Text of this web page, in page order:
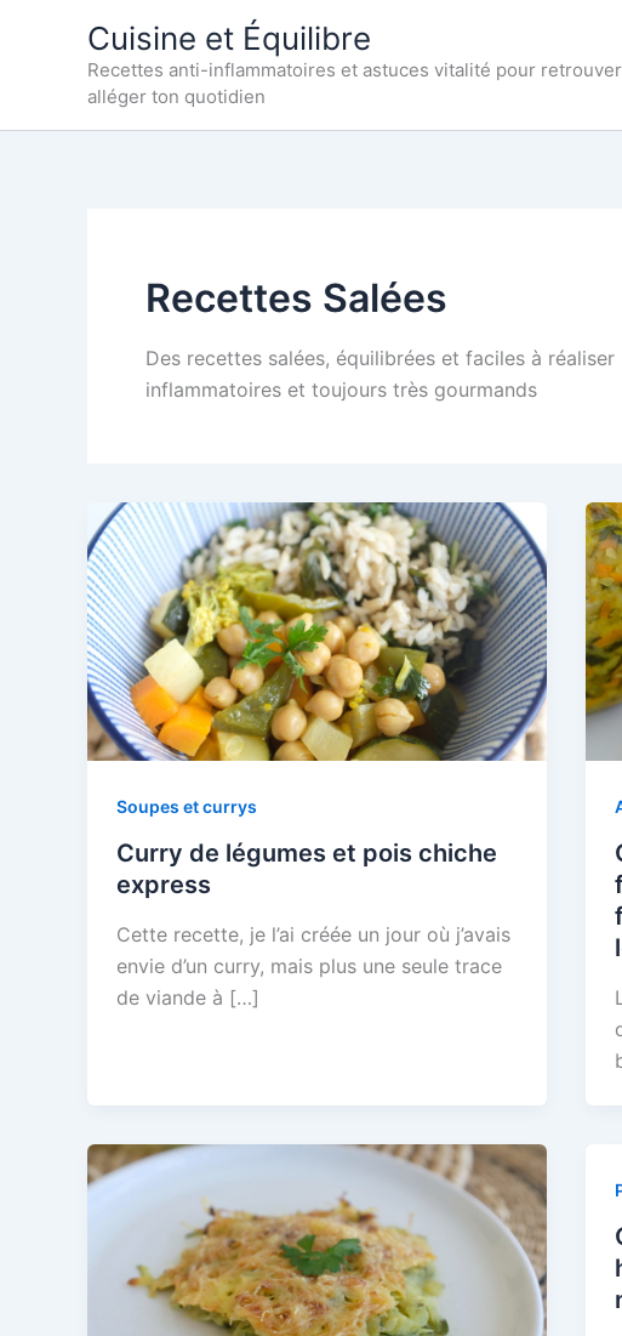
Cuisine et Équilibre
Recettes anti-inflammatoires et astuces vitalité pour
alléger ton quotidien
Recettes Salées
Des recettes salées, équilibrées et faciles à
inflammatoires et toujours très gourmands
Soupes et currys
Curry de légumes et pois chiche
express
Cette recette, je l’ai créée un jour où j’avais
envie d’un curry, mais plus une seule trace
de viande à […]